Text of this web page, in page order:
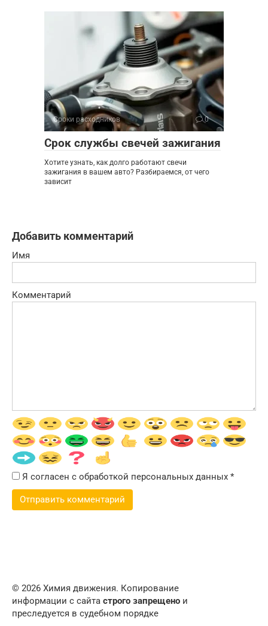
Сроки расходников 0
Срок службы свечей зажигания
Хотите узнать, как долго работают свечи
зажигания в вашем авто? Разбираемся, от чего
зависит
Добавить комментарий
Имя
Комментарий
Я согласен с обработкой персональных данных *
© 2026 Химия движения. Копирование
информации с сайта строго запрещено и
преследуется в судебном порядке